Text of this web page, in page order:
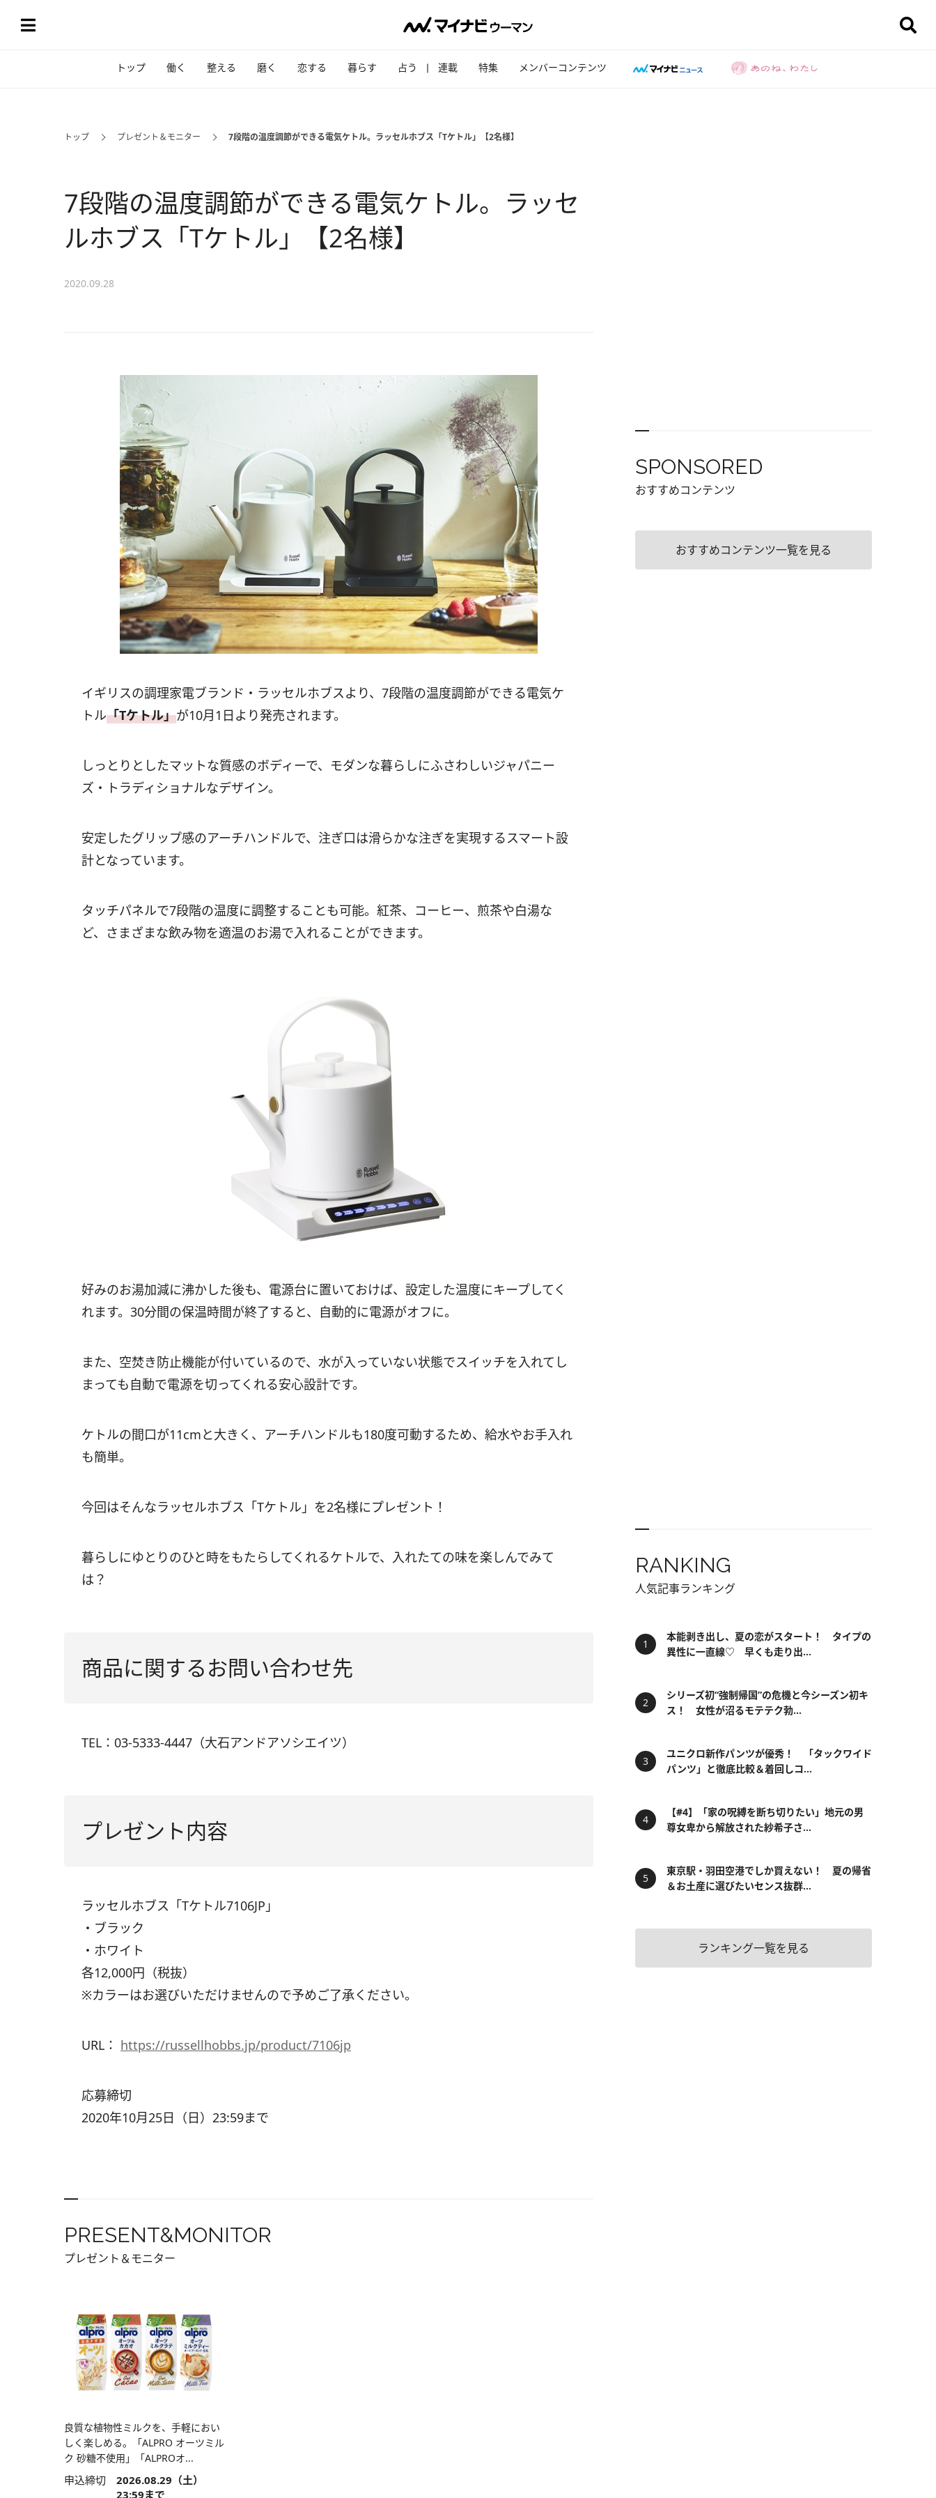
トップ 働く 整える 磨く 恋する 暮らす 占う 連載 特集 メンバーコンテンツ
トップ プレゼント＆モニター 7段階の温度調節ができる電気ケトル。ラッセルホブス「Tケトル」【2名様】
7段階の温度調節ができる電気ケトル。ラッセ
ルホブス「Tケトル」【2名様】
2020.09.28
イギリスの調理家電ブランド・ラッセルホブスより、7段階の温度調節ができる電気ケ
トル「Tケトル」が10月1日より発売されます。
しっとりとしたマットな質感のボディーで、モダンな暮らしにふさわしいジャパニー
ズ・トラディショナルなデザイン。
安定したグリップ感のアーチハンドルで、注ぎ口は滑らかな注ぎを実現するスマート設
計となっています。
タッチパネルで7段階の温度に調整することも可能。紅茶、コーヒー、煎茶や白湯な
ど、さまざまな飲み物を適温のお湯で入れることができます。
好みのお湯加減に沸かした後も、電源台に置いておけば、設定した温度にキープしてく
れます。30分間の保温時間が終了すると、自動的に電源がオフに。
また、空焚き防止機能が付いているので、水が入っていない状態でスイッチを入れてし
まっても自動で電源を切ってくれる安心設計です。
ケトルの間口が11cmと大きく、アーチハンドルも180度可動するため、給水やお手入れ
も簡単。
今回はそんなラッセルホブス「Tケトル」を2名様にプレゼント！
暮らしにゆとりのひと時をもたらしてくれるケトルで、入れたての味を楽しんでみて
は？
商品に関するお問い合わせ先
TEL：03-5333-4447（大石アンドアソシエイツ）
プレゼント内容
ラッセルホブス「Tケトル7106JP」
・ブラック
・ホワイト
各12,000円（税抜）
※カラーはお選びいただけませんので予めご了承ください。
URL： https://russellhobbs.jp/product/7106jp
応募締切
2020年10月25日（日）23:59まで
PRESENT&MONITOR
プレゼント＆モニター
良質な植物性ミルクを、手軽におい
しく楽しめる。「ALPRO オーツミル
ク 砂糖不使用」「ALPROオ...
申込締切 2026.08.29（土）
23:59まで
SPONSORED
おすすめコンテンツ
おすすめコンテンツ一覧を見る
RANKING
人気記事ランキング
本能剥き出し、夏の恋がスタート！ タイプの
異性に一直線♡ 早くも走り出...
シリーズ初“強制帰国”の危機と今シーズン初キ
ス！ 女性が沼るモテテク勃...
ユニクロ新作パンツが優秀！ 「タックワイド
パンツ」と徹底比較＆着回しコ...
【#4】「家の呪縛を断ち切りたい」地元の男
尊女卑から解放された紗希子さ...
東京駅・羽田空港でしか買えない！ 夏の帰省
＆お土産に選びたいセンス抜群...
ランキング一覧を見る